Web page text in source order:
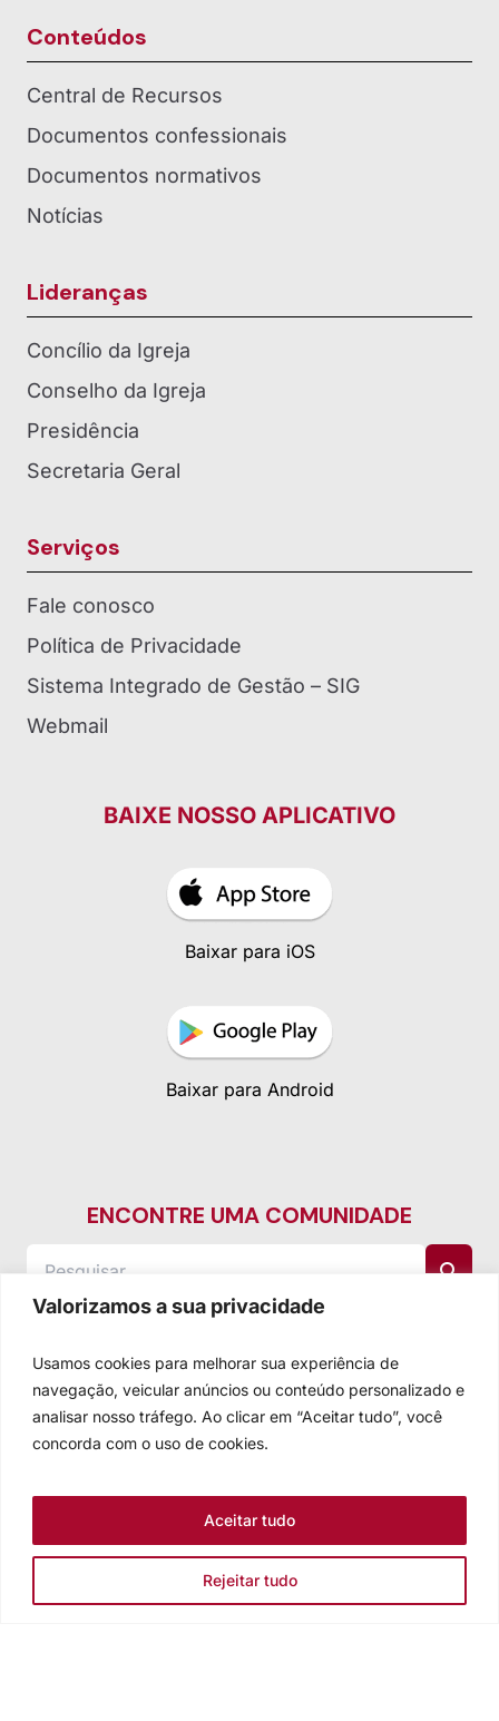
Valorizamos a sua privacidade
Usamos cookies para melhorar sua experiência de
navegação, veicular anúncios ou conteúdo personalizado e
analisar nosso tráfego. Ao clicar em “Aceitar tudo”, você
concorda com o uso de cookies.
Rejeitar tudo
Aceitar tudo
Conteúdos
Central de Recursos
Documentos confessionais
Documentos normativos
Notícias
Lideranças
Concílio da Igreja
Conselho da Igreja
Presidência
Secretaria Geral
Serviços
Fale conosco
Política de Privacidade
Sistema Integrado de Gestão – SIG
Webmail
BAIXE NOSSO APLICATIVO
Baixar para iOS
Baixar para Android
ENCONTRE UMA COMUNIDADE